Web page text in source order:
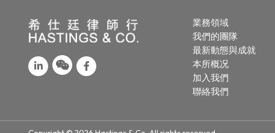
業務領域
我們的團隊
最新動態與成就
本所概况
加入我們
聯絡我們